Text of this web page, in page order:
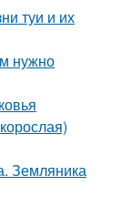
туи и их
нужно
Земляника